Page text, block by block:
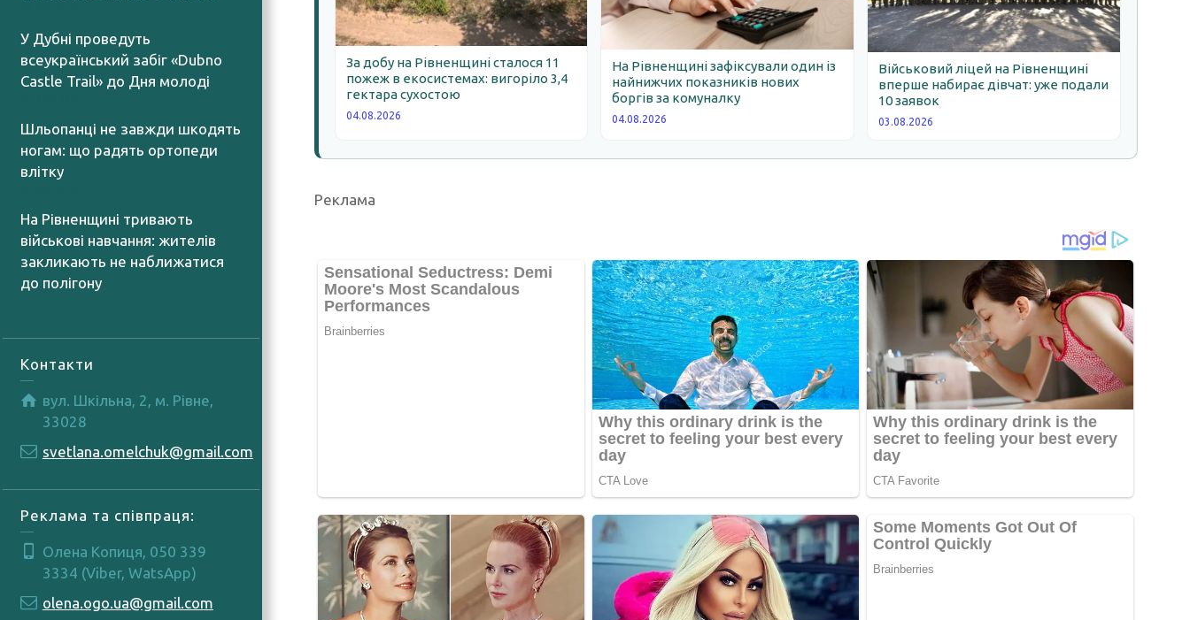
У Дубні проведуть
всеукраїнський забіг «Dubno
Castle Trail» до Дня молоді
Шльопанці не завжди шкодять
ногам: що радять ортопеди
влітку
На Рівненщині тривають
військові навчання: жителів
закликають не наближатися
до полігону
Контакти
вул. Шкільна, 2, м. Рівне,
33028
svetlana.omelchuk@gmail.com
Реклама та співпраця:
Олена Копиця, 050 339
3334 (Viber, WatsApp)
olena.ogo.ua@gmail.com
За добу на Рівненщині сталося 11
пожеж в екосистемах: вигоріло 3,4
гектара сухостою
04.08.2026
На Рівненщині зафіксували один із
найнижчих показників нових
боргів за комуналку
04.08.2026
Військовий ліцей на Рівненщині
вперше набирає дівчат: уже подали
10 заявок
03.08.2026
Реклама